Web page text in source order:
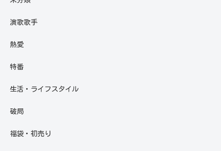
演歌歌手
熱愛
特番
生活・ライフスタイル
破局
福袋・初売り